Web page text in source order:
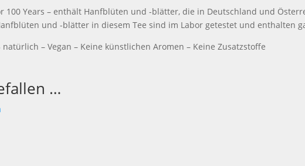
100 Years – enthält Hanfblüten und -blätter, die in Deutschland und
und -blätter in diesem Tee sind im Labor getestet und enthalten
– Vegan – Keine künstlichen Aromen – Keine Zusatzstoffe
…